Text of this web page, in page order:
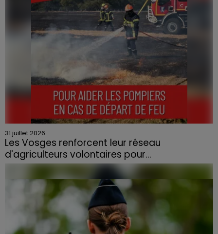
31 juillet 2026
Les Vosges renforcent leur réseau
d'agriculteurs volontaires pour...
Face à la sécheresse et aux risques de départs de feu,
la Chambre d'agriculture des Vosges a lancé un appel
aux agriculteurs volontaires pour venir en aide...